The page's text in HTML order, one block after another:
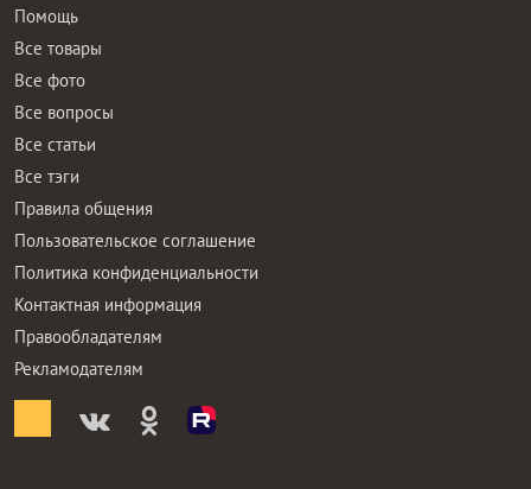
Помощь
Все товары
Все фото
Все вопросы
Все статьи
Все тэги
Правила общения
Пользовательское соглашение
Политика конфиденциальности
Контактная информация
Правообладателям
Рекламодателям